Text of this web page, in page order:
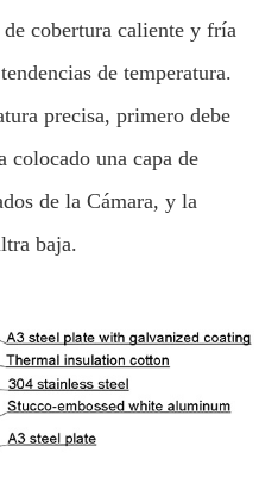
cobertura caliente y fría
de temperatura.
precisa, primero debe
una capa de
de la Cámara, y la
baja.